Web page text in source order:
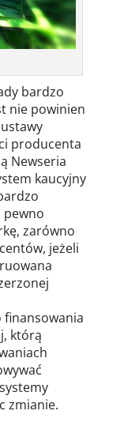
bardzo
nie powinien
producenta
Newseria
kaucyjny
pewno
zarówno
jeżeli
finansowania
którą
zmianie.